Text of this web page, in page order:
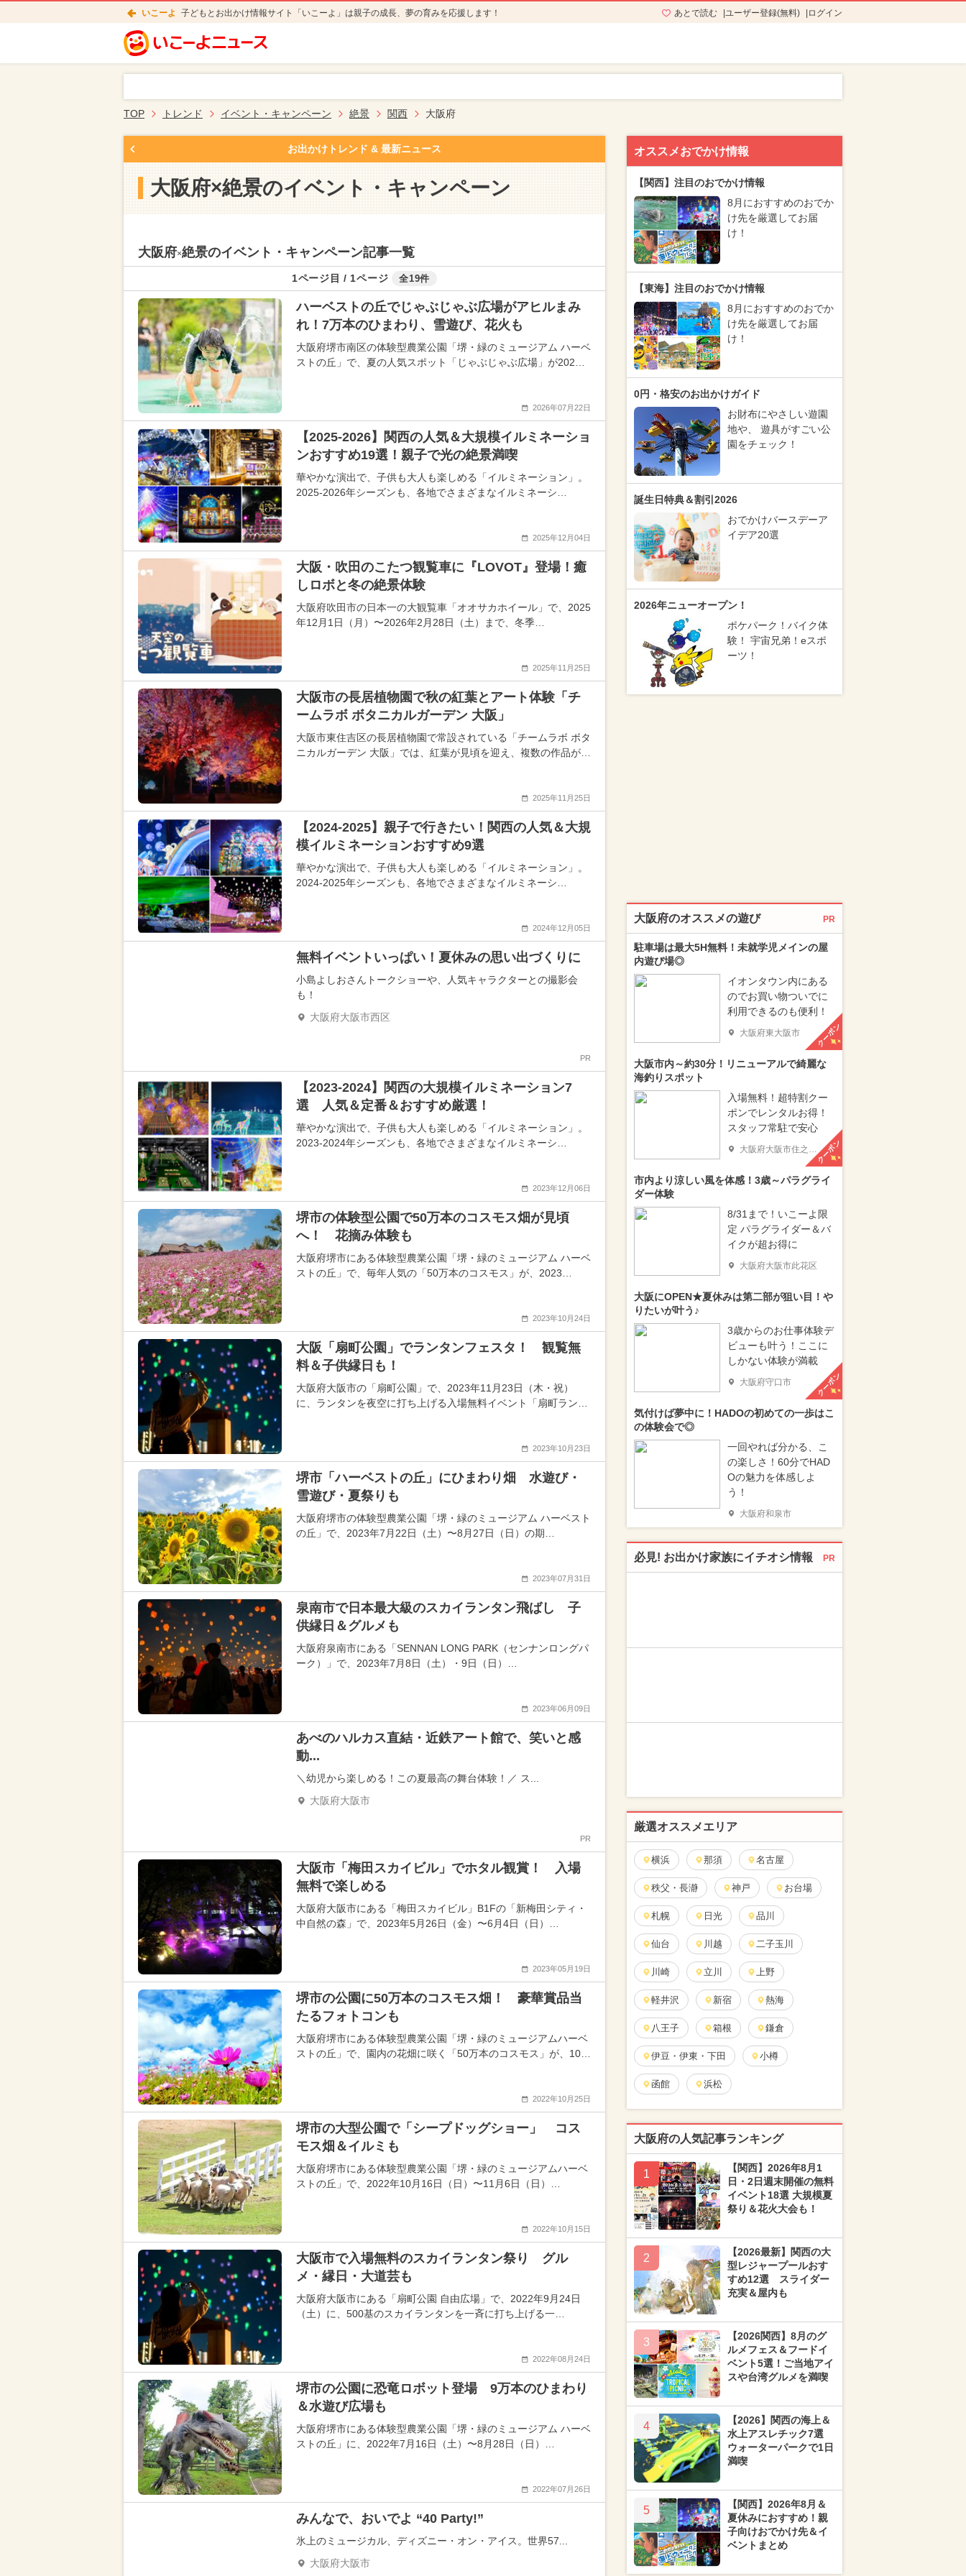
いこーよ 子どもとお出かけ情報サイト「いこーよ」は親子の成長、夢の育みを応援します！ あとで読む ユーザー登録(無料) ログイン
TOP トレンド イベント・キャンペーン 絶景 関西 大阪府
お出かけトレンド & 最新ニュース
大阪府×絶景のイベント・キャンペーン
大阪府×絶景のイベント・キャンペーン記事一覧
1ページ目 / 1ページ 全19件
ハーベストの丘でじゃぶじゃぶ広場がアヒルまみ
れ！7万本のひまわり、雪遊び、花火も
大阪府堺市南区の体験型農業公園「堺・緑のミュージアム ハーベ
ストの丘」で、夏の人気スポット「じゃぶじゃぶ広場」が202…
2026年07月22日
【2025-2026】関西の人気＆大規模イルミネーショ
ンおすすめ19選！親子で光の絶景満喫
華やかな演出で、子供も大人も楽しめる「イルミネーション」。
2025-2026年シーズンも、各地でさまざまなイルミネーシ…
2025年12月04日
大阪・吹田のこたつ観覧車に『LOVOT』登場！癒
しロボと冬の絶景体験
大阪府吹田市の日本一の大観覧車「オオサカホイール」で、2025
年12月1日（月）〜2026年2月28日（土）まで、冬季…
2025年11月25日
大阪市の長居植物園で秋の紅葉とアート体験「チ
ームラボ ボタニカルガーデン 大阪」
大阪市東住吉区の長居植物園で常設されている「チームラボ ボタ
ニカルガーデン 大阪」では、紅葉が見頃を迎え、複数の作品が…
2025年11月25日
【2024-2025】親子で行きたい！関西の人気＆大規
模イルミネーションおすすめ9選
華やかな演出で、子供も大人も楽しめる「イルミネーション」。
2024-2025年シーズンも、各地でさまざまなイルミネーシ…
2024年12月05日
無料イベントいっぱい！夏休みの思い出づくりに
小島よしおさんトークショーや、人気キャラクターとの撮影会
も！
大阪府大阪市西区
PR
【2023-2024】関西の大規模イルミネーション7
選 人気＆定番＆おすすめ厳選！
華やかな演出で、子供も大人も楽しめる「イルミネーション」。
2023-2024年シーズンも、各地でさまざまなイルミネーシ…
2023年12月06日
堺市の体験型公園で50万本のコスモス畑が見頃
へ！ 花摘み体験も
大阪府堺市にある体験型農業公園「堺・緑のミュージアム ハーベ
ストの丘」で、毎年人気の「50万本のコスモス」が、2023…
2023年10月24日
大阪「扇町公園」でランタンフェスタ！ 観覧無
料＆子供縁日も！
大阪府大阪市の「扇町公園」で、2023年11月23日（木・祝）
に、ランタンを夜空に打ち上げる入場無料イベント「扇町ラン…
2023年10月23日
堺市「ハーベストの丘」にひまわり畑 水遊び・
雪遊び・夏祭りも
大阪府堺市の体験型農業公園「堺・緑のミュージアム ハーベスト
の丘」で、2023年7月22日（土）〜8月27日（日）の期…
2023年07月31日
泉南市で日本最大級のスカイランタン飛ばし 子
供縁日＆グルメも
大阪府泉南市にある「SENNAN LONG PARK（センナンロングパ
ーク）」で、2023年7月8日（土）・9日（日）…
2023年06月09日
あべのハルカス直結・近鉄アート館で、笑いと感
動...
＼幼児から楽しめる！この夏最高の舞台体験！／ ス...
大阪府大阪市
PR
大阪市「梅田スカイビル」でホタル観賞！ 入場
無料で楽しめる
大阪府大阪市にある「梅田スカイビル」B1Fの「新梅田シティ・
中自然の森」で、2023年5月26日（金）〜6月4日（日）…
2023年05月19日
堺市の公園に50万本のコスモス畑！ 豪華賞品当
たるフォトコンも
大阪府堺市にある体験型農業公園「堺・緑のミュージアムハーベ
ストの丘」で、園内の花畑に咲く「50万本のコスモス」が、10…
2022年10月25日
堺市の大型公園で「シープドッグショー」 コス
モス畑＆イルミも
大阪府堺市にある体験型農業公園「堺・緑のミュージアムハーベ
ストの丘」で、2022年10月16日（日）〜11月6日（日）…
2022年10月15日
大阪市で入場無料のスカイランタン祭り グル
メ・縁日・大道芸も
大阪府大阪市にある「扇町公園 自由広場」で、2022年9月24日
（土）に、500基のスカイランタンを一斉に打ち上げる一…
2022年08月24日
堺市の公園に恐竜ロボット登場 9万本のひまわり
＆水遊び広場も
大阪府堺市にある体験型農業公園「堺・緑のミュージアム ハーベ
ストの丘」に、2022年7月16日（土）〜8月28日（日）…
2022年07月26日
みんなで、おいでよ “40 Party!”
氷上のミュージカル、ディズニー・オン・アイス。世界57...
大阪府大阪市
オススメおでかけ情報
【関西】注目のおでかけ情報
8月におすすめのおでか
け先を厳選してお届
け！
【東海】注目のおでかけ情報
8月におすすめのおでか
け先を厳選してお届
け！
0円・格安のお出かけガイド
お財布にやさしい遊園
地や、 遊具がすごい公
園をチェック！
誕生日特典＆割引2026
おでかけバースデーア
イデア20選
2026年ニューオープン！
ポケパーク！バイク体
験！ 宇宙兄弟！eスポ
ーツ！
大阪府のオススメの遊び PR
駐車場は最大5H無料！未就学児メインの屋
内遊び場◎
イオンタウン内にある
のでお買い物ついでに
利用できるのも便利！
大阪府東大阪市 クーポン
大阪市内～約30分！リニューアルで綺麗な
海釣りスポット
入場無料！超特割クー
ポンでレンタルお得！
スタッフ常駐で安心
大阪府大阪市住之江区 クーポン
市内より涼しい風を体感！3歳～パラグライ
ダー体験
8/31まで！いこーよ限
定 パラグライダー＆バ
イクが超お得に
大阪府大阪市此花区
大阪にOPEN★夏休みは第二部が狙い目！や
りたいが叶う♪
3歳からのお仕事体験デ
ビューも叶う！ここに
しかない体験が満載
大阪府守口市 クーポン
気付けば夢中に！HADOの初めての一歩はこ
の体験会で◎
一回やれば分かる、こ
の楽しさ！60分でHAD
Oの魅力を体感しよ
う！
大阪府和泉市
必見! お出かけ家族にイチオシ情報 PR
厳選オススメエリア
横浜 那須 名古屋
秩父・長瀞 神戸 お台場
札幌 日光 品川
仙台 川越 二子玉川
川崎 立川 上野
軽井沢 新宿 熱海
八王子 箱根 鎌倉
伊豆・伊東・下田 小樽
函館 浜松
大阪府の人気記事ランキング
1
【関西】2026年8月1
日・2日週末開催の無料
イベント18選 大規模夏
祭り＆花火大会も！
2
【2026最新】関西の大
型レジャープールおす
すめ12選 スライダー
充実＆屋内も
3
【2026関西】8月のグ
ルメフェス＆フードイ
ベント5選！ご当地アイ
スや台湾グルメを満喫
4
【2026】関西の海上＆
水上アスレチック7選
ウォーターパークで1日
満喫
5
【関西】2026年8月＆
夏休みにおすすめ！親
子向けおでかけ先＆イ
ベントまとめ